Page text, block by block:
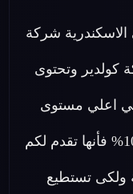
الاسكندرية شركة
كولدير وتحتوى
اعلي مستوى
وتقدم قطع غيار مضمونة واصلية 100% فأنها تقدم لكم
ولكى تستطيع